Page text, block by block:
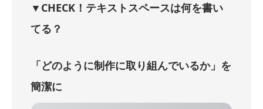
▼CHECK！テキストスペースは何を書い
てる？
「どのように制作に取り組んでいるか」を
簡潔に